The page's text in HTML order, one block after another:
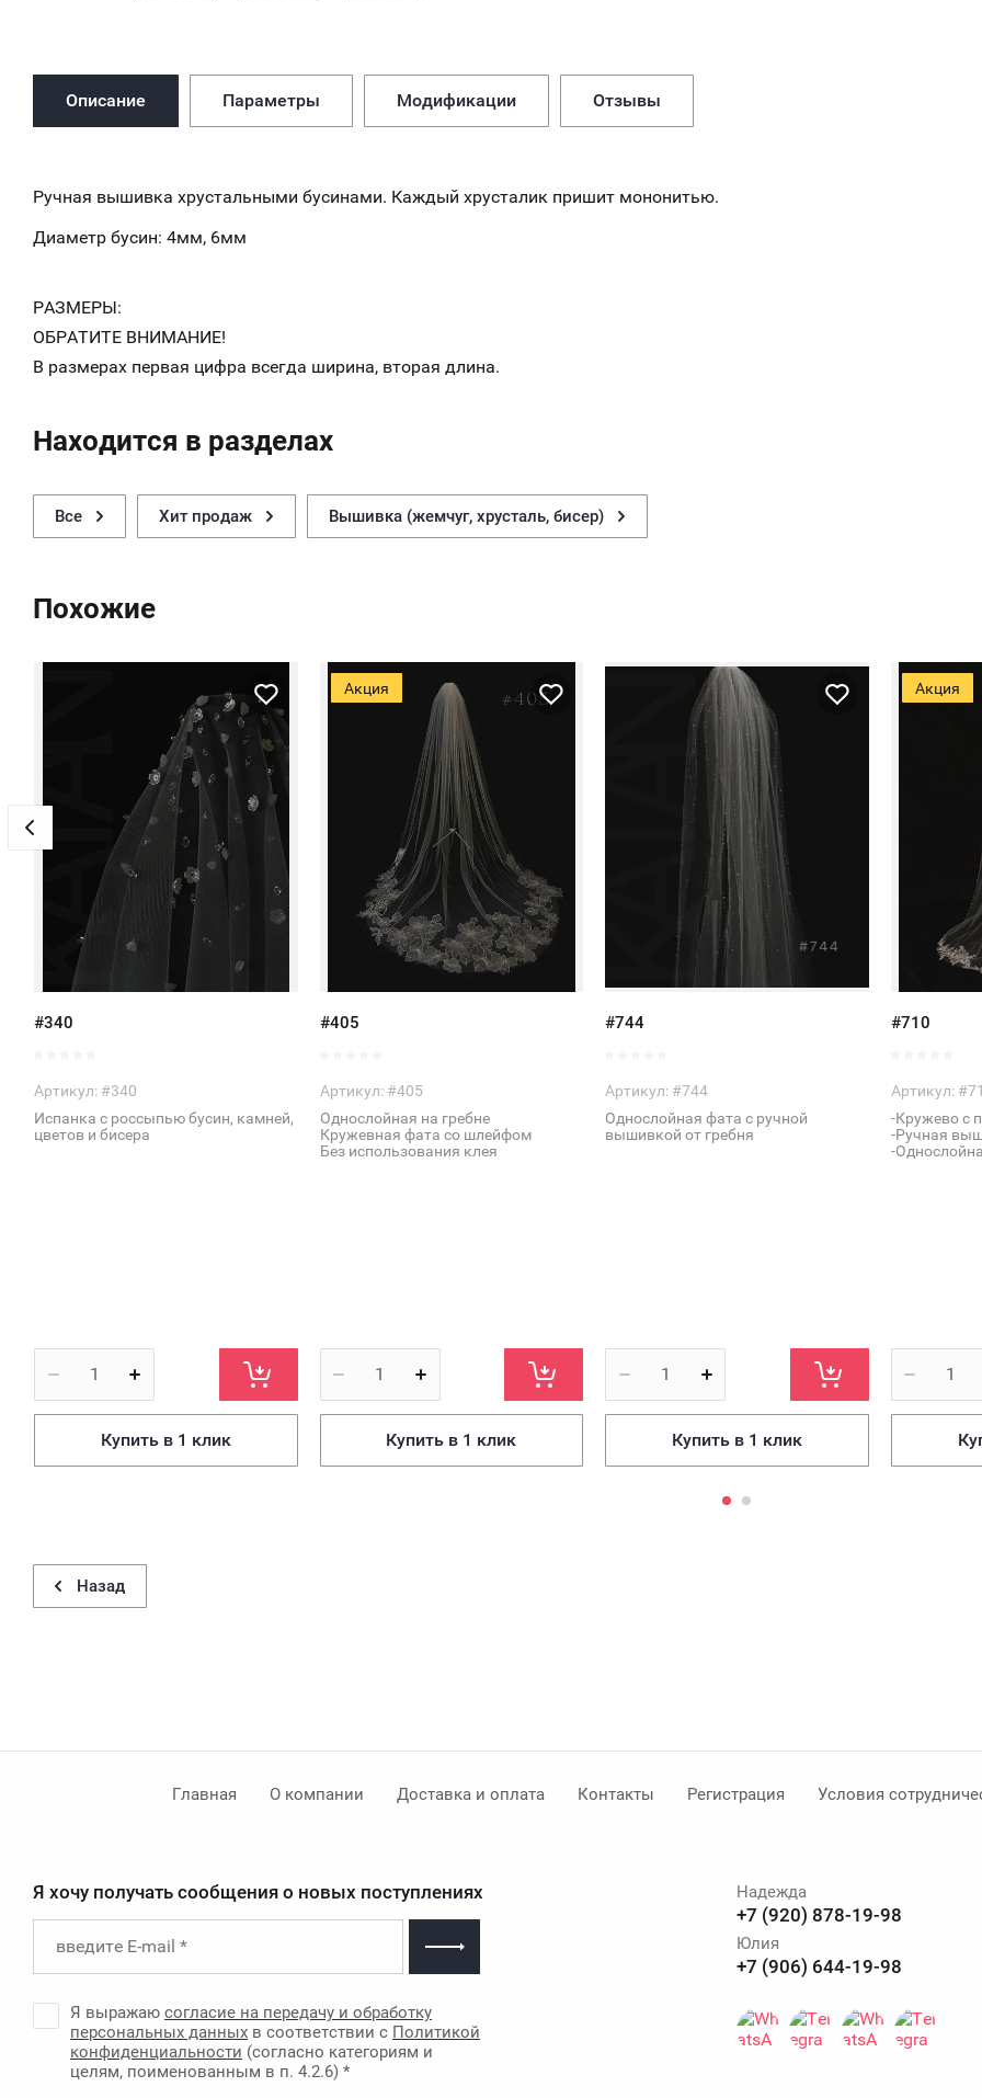
Описание Параметры Модификации Отзывы
Ручная вышивка хрустальными бусинами. Каждый хрусталик пришит мононитью.
Диаметр бусин: 4мм, 6мм
РАЗМЕРЫ:
ОБРАТИТЕ ВНИМАНИЕ!
В размерах первая цифра всегда ширина, вторая длина.
Находится в разделах
Все Хит продаж Вышивка (жемчуг, хрусталь, бисер)
Похожие
#340
Артикул: #340
Испанка с россыпью бусин, камней,
цветов и бисера
Купить в 1 клик
Акция
#405
Артикул:#405
Однослойная на гребне
Кружевная фата со шлейфом
Без использования клея
Купить в 1 клик
#744
Артикул: #744
Однослойная фата с ручной
вышивкой от гребня
Купить в 1 клик
Акция
#710
Артикул:
-Кружево с
-Ручная
-
Назад
Главная О компании Доставка и оплата Контакты Регистрация Условия
Я хочу получать сообщения о новых поступлениях
Я выражаю согласие на передачу и обработку
персональных данных в соответствии с Политикой
конфиденциальности (согласно категориям и
целям, поименованным в п. 4.2.6) *
Надежда
+7 (920) 878-19-98
Юлия
+7 (906) 644-19-98